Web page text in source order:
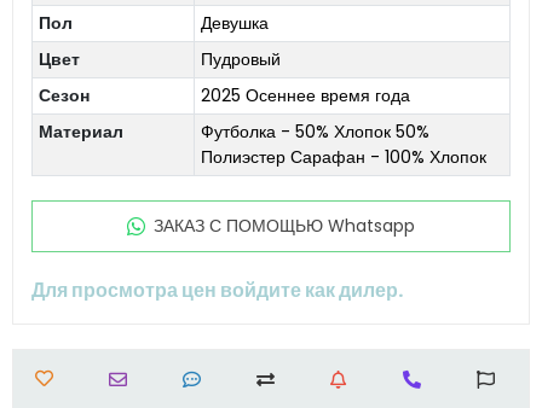
Пол
Девушка
Цвет
Пудровый
Сезон
2025 Осеннее время года
Материал
Футболка - 50% Хлопок 50%
Полиэстер Сарафан - 100% Хлопок
ЗАКАЗ С ПОМОЩЬЮ Whatsapp
Для просмотра цен войдите как дилер.